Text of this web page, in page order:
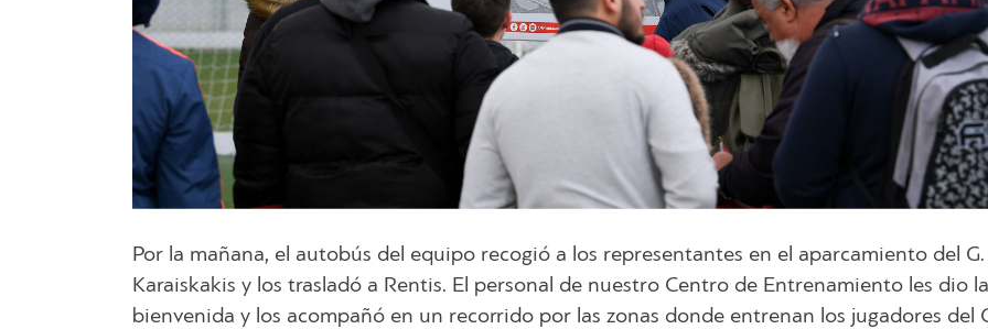
Por la mañana, el autobús del equipo recogió a los representantes en el aparcamiento del G.
Karaiskakis y los trasladó a Rentis. El personal de nuestro Centro de Entrenamiento les dio la
bienvenida y los acompañó en un recorrido por las zonas donde entrenan los jugadores del